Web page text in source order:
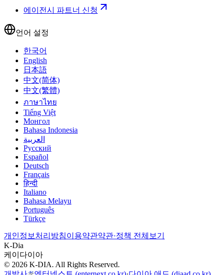
에이전시 파트너 신청
언어 설정
한국어
English
日本語
中文(简体)
中文(繁體)
ภาษาไทย
Tiếng Việt
Монгол
Bahasa Indonesia
العربية
Русский
Español
Deutsch
Français
हिन्दी
Italiano
Bahasa Melayu
Português
Türkçe
개인정보처리방침이용약관약관·정책 전체보기
K-Dia
케이다이아
© 2026 K-DIA. All Rights Reserved.